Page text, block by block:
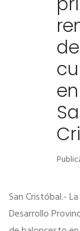
San Cristóbal.-
Desarrollo